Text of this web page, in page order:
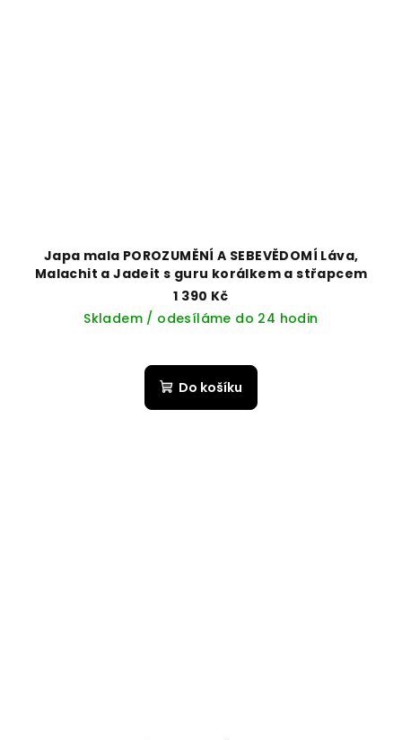
Japa mala POROZUMĚNÍ A SEBEVĚDOMÍ Láva,
Malachit a Jadeit s guru korálkem a střapcem
1 390 Kč
Skladem / odesíláme do 24 hodin
Do košíku